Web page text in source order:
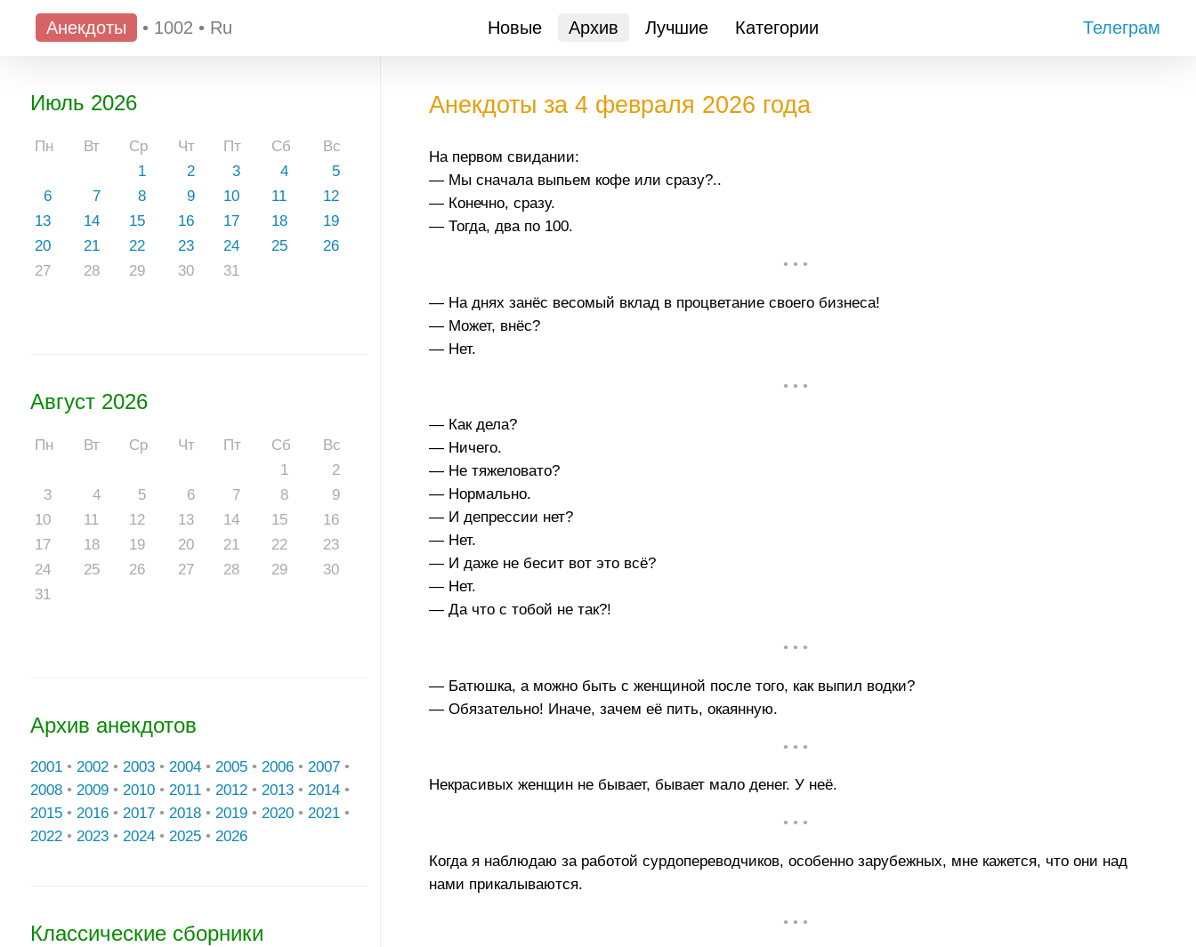
Анекдоты • 1002 • Ru Новые Архив Лучшие Категории Телеграм
Июль 2026
Пн Вт Ср Чт Пт Сб
Вс
1
2 3 4
5
6
7 8 9 10 11
12
13
14 15 16 17 18
19
20
21 22 23 24 25
26
27
28 29 30 31
Август 2026
Пн Вт Ср Чт Пт Сб
Вс
1
2
3
4 5 6 7 8
9
10
11 12 13 14 15
16
17
18 19 20 21 22
23
24
25 26 27 28 29
30
31
Архив анекдотов
2001 • 2002 • 2003 • 2004 • 2005 • 2006 • 2007 •
2008 • 2009 • 2010 • 2011 • 2012 • 2013 • 2014 •
2015 • 2016 • 2017 • 2018 • 2019 • 2020 • 2021 •
2022 • 2023 • 2024 • 2025 • 2026
Классические сборники
Анекдоты за 4 февраля 2026 года
На первом свидании:
— Мы сначала выпьем кофе или сразу?..
— Конечно, сразу.
— Тогда, два по 100.
• • •
— На днях занёс весомый вклад в процветание своего бизнеса!
— Может, внёс?
— Нет.
• • •
— Как дела?
— Ничего.
— Не тяжеловато?
— Нормально.
— И депрессии нет?
— Нет.
— И даже не бесит вот это всё?
— Нет.
— Да что с тобой не так?!
• • •
— Батюшка, а можно быть с женщиной после того, как выпил водки?
— Обязательно! Иначе, зачем её пить, окаянную.
• • •
Некрасивых женщин не бывает, бывает мало денег. У неё.
• • •
Когда я наблюдаю за работой сурдопереводчиков, особенно зарубежных, мне кажется, что они над
нами прикалываются.
• • •